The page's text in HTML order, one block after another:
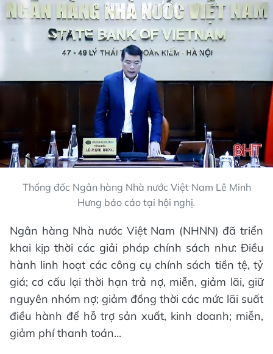
Thống đốc Ngân hàng Nhà nước Việt Nam Lê Minh
Hưng báo cáo tại hội nghị.
Ngân hàng Nhà nước Việt Nam (NHNN) đã triển
khai kịp thời các giải pháp chính sách như: Điều
hành linh hoạt các công cụ chính sách tiền tệ, tỷ
giá; cơ cấu lại thời hạn trả nợ, miễn, giảm lãi, giữ
nguyên nhóm nợ; giảm đồng thời các mức lãi suất
điều hành để hỗ trợ sản xuất, kinh doanh; miễn,
giảm phí thanh toán...